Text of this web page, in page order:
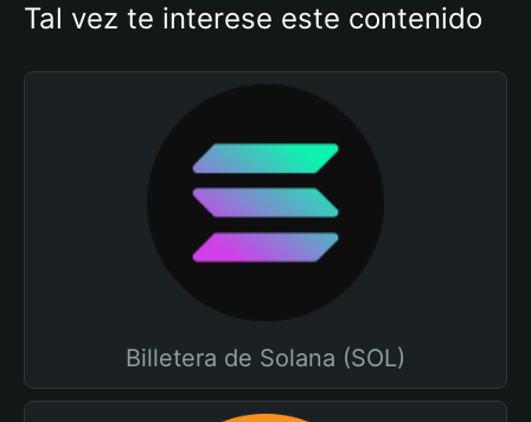
Tal vez te interese este contenido
Billetera de Solana (SOL)